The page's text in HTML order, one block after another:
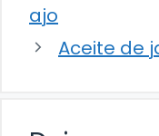
ajo
Aceite de